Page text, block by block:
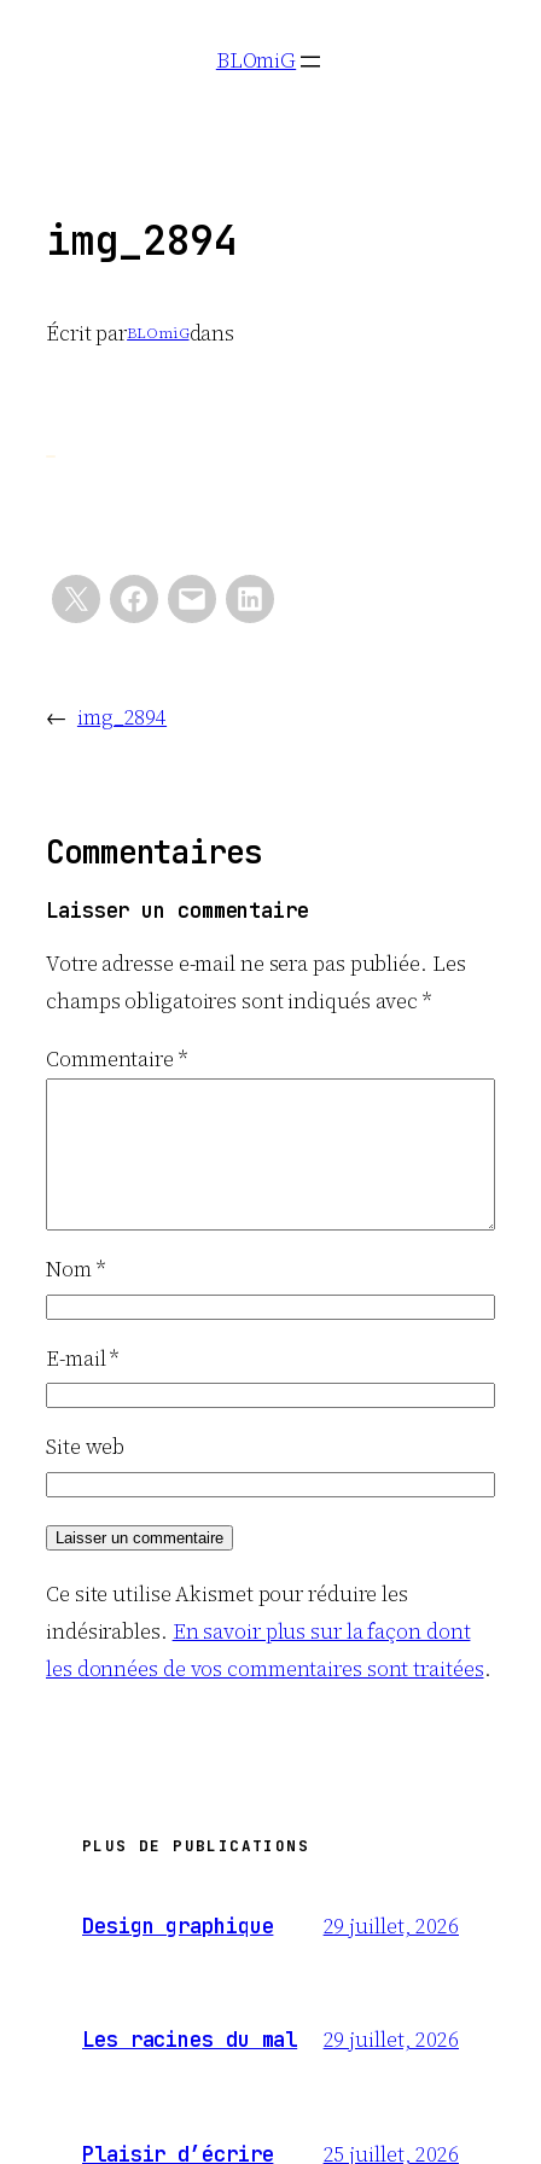
BLOmiG
img_2894
Écrit parBLOmiGdans
← img_2894
Commentaires
Laisser un commentaire
Votre adresse e-mail ne sera pas publiée. Les
champs obligatoires sont indiqués avec*
Commentaire *
Nom*
E-mail*
Site web
Ce site utilise Akismet pour réduire les
indésirables. En savoir plus sur la façon dont
les données de vos commentaires sont traitées.
PLUS DE PUBLICATIONS
Design graphique 29 juillet, 2026
Les racines du mal 29 juillet, 2026
Plaisir d’écrire 25 juillet, 2026